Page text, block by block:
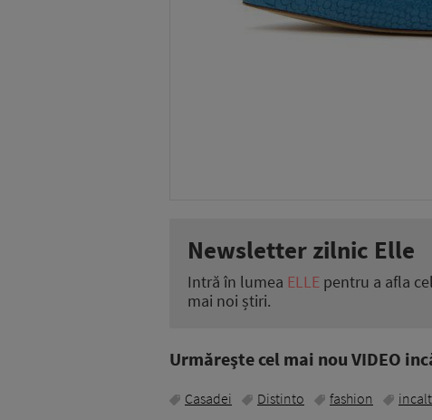
Newsletter zilnic Elle
Intră în lumea ELLE pentru a afla
mai noi știri.
Urmăreşte cel mai nou VIDEO
Casadei Distinto fashion